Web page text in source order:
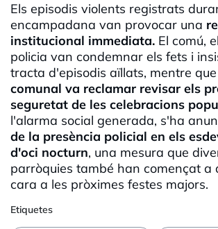
Els episodis violents registrats
encampadana van provocar una
institucional immediata. El comú,
policia van condemnar els fets i
tracta d'episodis aïllats, mentre que
comunal va reclamar revisar els
seguretat de les celebracions
l'alarma social generada, s'ha
de la presència policial en els
d'oci nocturn, una mesura que
parròquies també han començat a
cara a les pròximes festes majors.
Etiquetes